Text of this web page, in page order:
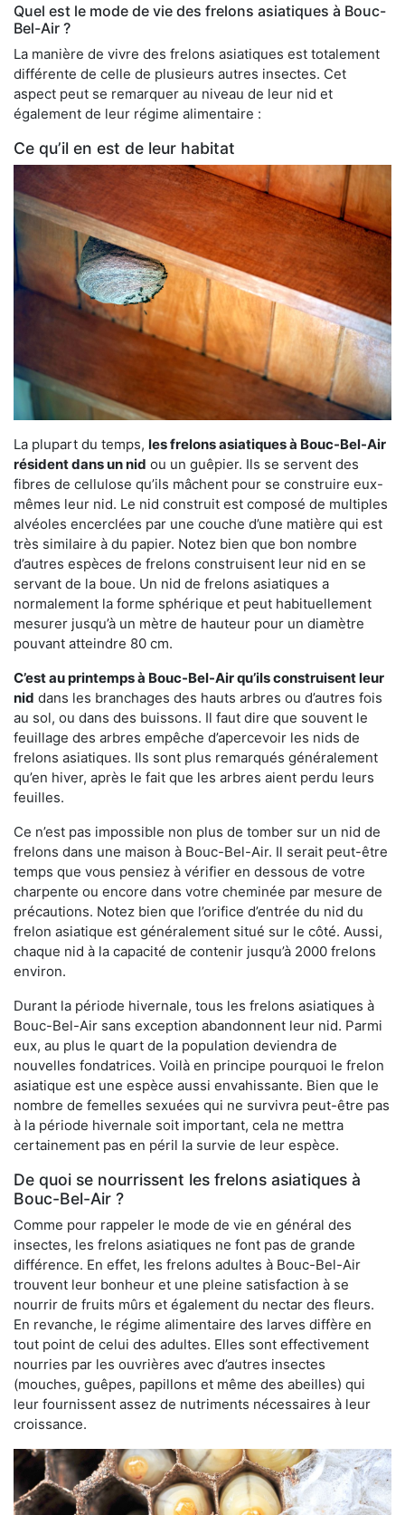
Quel est le mode de vie des frelons asiatiques à Bouc-
Bel-Air ?
La manière de vivre des frelons asiatiques est totalement
différente de celle de plusieurs autres insectes. Cet
aspect peut se remarquer au niveau de leur nid et
également de leur régime alimentaire :
Ce qu’il en est de leur habitat
La plupart du temps, les frelons asiatiques à Bouc-Bel-Air
résident dans un nid ou un guêpier. Ils se servent des
fibres de cellulose qu’ils mâchent pour se construire eux-
mêmes leur nid. Le nid construit est composé de multiples
alvéoles encerclées par une couche d’une matière qui est
très similaire à du papier. Notez bien que bon nombre
d’autres espèces de frelons construisent leur nid en se
servant de la boue. Un nid de frelons asiatiques a
normalement la forme sphérique et peut habituellement
mesurer jusqu’à un mètre de hauteur pour un diamètre
pouvant atteindre 80 cm.
C’est au printemps à Bouc-Bel-Air qu’ils construisent leur
nid dans les branchages des hauts arbres ou d’autres fois
au sol, ou dans des buissons. Il faut dire que souvent le
feuillage des arbres empêche d’apercevoir les nids de
frelons asiatiques. Ils sont plus remarqués généralement
qu’en hiver, après le fait que les arbres aient perdu leurs
feuilles.
Ce n’est pas impossible non plus de tomber sur un nid de
frelons dans une maison à Bouc-Bel-Air. Il serait peut-être
temps que vous pensiez à vérifier en dessous de votre
charpente ou encore dans votre cheminée par mesure de
précautions. Notez bien que l’orifice d’entrée du nid du
frelon asiatique est généralement situé sur le côté. Aussi,
chaque nid à la capacité de contenir jusqu’à 2000 frelons
environ.
Durant la période hivernale, tous les frelons asiatiques à
Bouc-Bel-Air sans exception abandonnent leur nid. Parmi
eux, au plus le quart de la population deviendra de
nouvelles fondatrices. Voilà en principe pourquoi le frelon
asiatique est une espèce aussi envahissante. Bien que le
nombre de femelles sexuées qui ne survivra peut-être pas
à la période hivernale soit important, cela ne mettra
certainement pas en péril la survie de leur espèce.
De quoi se nourrissent les frelons asiatiques à
Bouc-Bel-Air ?
Comme pour rappeler le mode de vie en général des
insectes, les frelons asiatiques ne font pas de grande
différence. En effet, les frelons adultes à Bouc-Bel-Air
trouvent leur bonheur et une pleine satisfaction à se
nourrir de fruits mûrs et également du nectar des fleurs.
En revanche, le régime alimentaire des larves diffère en
tout point de celui des adultes. Elles sont effectivement
nourries par les ouvrières avec d’autres insectes
(mouches, guêpes, papillons et même des abeilles) qui
leur fournissent assez de nutriments nécessaires à leur
croissance.